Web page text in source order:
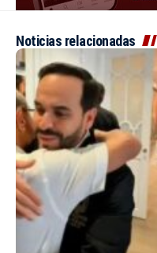
Noticias relacionadas